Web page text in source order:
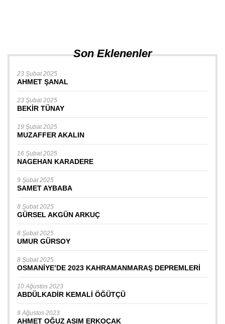
Son Eklenenler
23 Şubat 2025
AHMET ŞANAL
23 Şubat 2025
BEKİR TÜNAY
19 Şubat 2025
MUZAFFER AKALIN
16 Şubat 2025
NAGEHAN KARADERE
9 Şubat 2025
SAMET AYBABA
8 Şubat 2025
GÜRSEL AKGÜN ARKUÇ
8 Şubat 2025
UMUR GÜRSOY
8 Şubat 2025
OSMANİYE’DE 2023 KAHRAMANMARAŞ DEPREMLERİ
10 Ağustos 2023
ABDÜLKADİR KEMALİ ÖĞÜTÇÜ
9 Ağustos 2023
AHMET OĞUZ ASIM ERKOÇAK